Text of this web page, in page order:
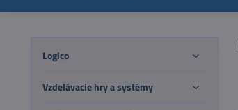
Logico
Vzdelávacie hry a systémy